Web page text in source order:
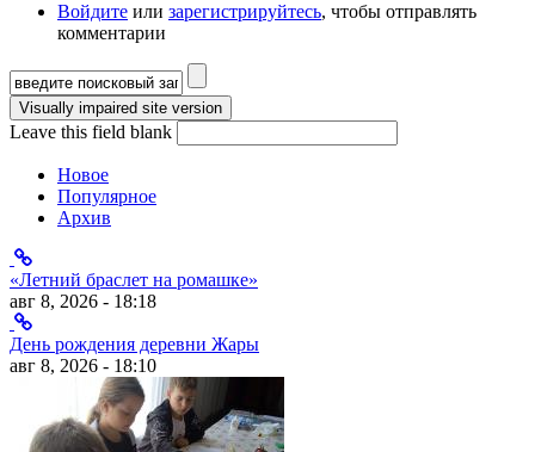
Войдите или зарегистрируйтесь, чтобы отправлять
комментарии
Форма поиска
Leave this field blank
Новое
Популярное
Архив
«Летний браслет на ромашке»
авг 8, 2026 - 18:18
День рождения деревни Жары
авг 8, 2026 - 18:10